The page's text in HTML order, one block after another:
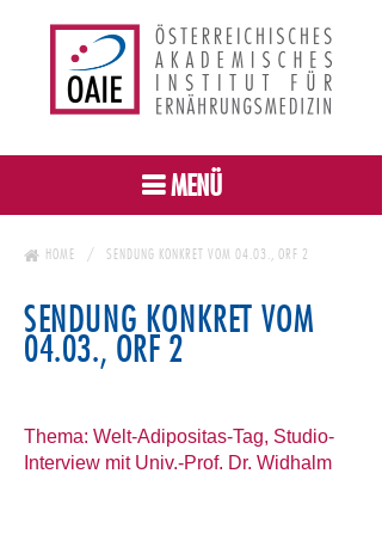
MENÜ
HOME SENDUNG KONKRET VOM 04.03., ORF 2
SENDUNG KONKRET VOM
04.03., ORF 2
Thema: Welt-Adipositas-Tag, Studio-
Interview mit Univ.-Prof. Dr. Widhalm